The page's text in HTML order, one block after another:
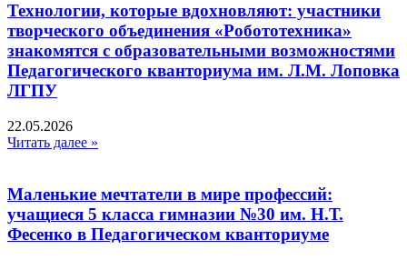
Технологии, которые вдохновляют: участники
творческого объединения «Робототехника»
знакомятся с образовательными возможностями
Педагогического кванториума им. Л.М. Лоповка
ЛГПУ
22.05.2026
Читать далее »
Маленькие мечтатели в мире профессий:
учащиеся 5 класса гимназии №30 им. Н.Т.
Фесенко в Педагогическом кванториуме